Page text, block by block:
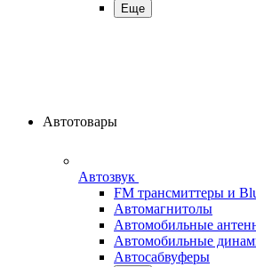
Еще
Автотовары
Автозвук
FM трансмиттеры и
Автомагнитолы
Автомобильные
Автомобильные
Автосабвуферы